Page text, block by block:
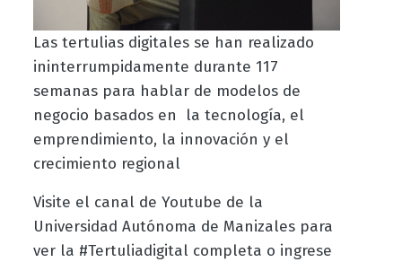
Las tertulias digitales se han realizado
ininterrumpidamente durante 117
semanas para hablar de modelos de
negocio basados en la tecnología, el
emprendimiento, la innovación y el
crecimiento regional
Visite el canal de Youtube de la
Universidad Autónoma de Manizales para
ver la #Tertuliadigital completa o ingrese